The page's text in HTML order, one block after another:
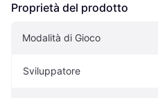
Proprietà del prodotto
Modalità di Gioco
Sviluppatore